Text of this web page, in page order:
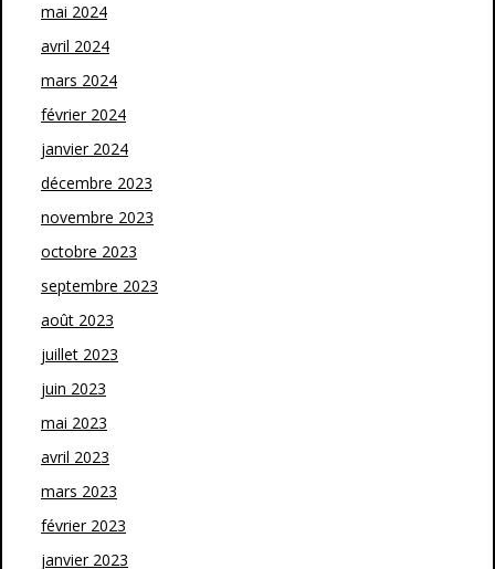
mai 2024
avril 2024
mars 2024
février 2024
janvier 2024
décembre 2023
novembre 2023
octobre 2023
septembre 2023
août 2023
juillet 2023
juin 2023
mai 2023
avril 2023
mars 2023
février 2023
janvier 2023